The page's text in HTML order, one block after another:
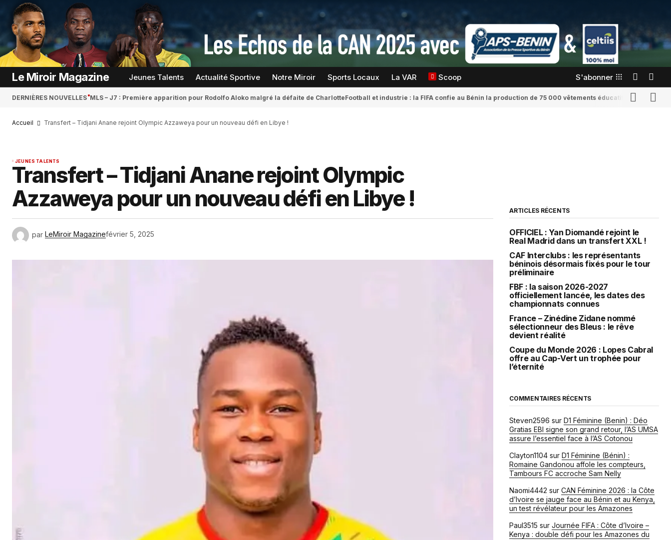
Le Miroir Magazine Jeunes Talents Actualité Sportive Notre Miroir Sports Locaux La VAR Scoop S'abonner
DERNIÈRES NOUVELLES MLS – J7 : Première apparition pour Rodolfo Aloko malgré la défaite de CharlotteFootball et industrie : la FIFA confie au Bénin la production de 75 000 vêtements éducatifs
Accueil Transfert – Tidjani Anane rejoint Olympic Azzaweya pour un nouveau défi en Libye !
JEUNES TALENTS
Transfert – Tidjani Anane rejoint Olympic
Azzaweya pour un nouveau défi en Libye !
par LeMiroir Magazinefévrier 5, 2025
ARTICLES RÉCENTS
OFFICIEL : Yan Diomandé rejoint le
Real Madrid dans un transfert XXL !
CAF Interclubs : les représentants
béninois désormais fixés pour le tour
préliminaire
FBF : la saison 2026-2027
officiellement lancée, les dates des
championnats connues
France – Zinédine Zidane nommé
sélectionneur des Bleus : le rêve
devient réalité
Coupe du Monde 2026 : Lopes Cabral
offre au Cap-Vert un trophée pour
l’éternité
COMMENTAIRES RÉCENTS
Steven2596 sur D1 Féminine (Benin) : Déo
Gratias EBI signe son grand retour, l’AS UMSA
assure l’essentiel face à l’AS Cotonou
Clayton1104 sur D1 Féminine (Bénin) :
Romaine Gandonou affole les compteurs,
Tambours FC accroche Sam Nelly
Naomi4442 sur CAN Féminine 2026 : la Côte
d’Ivoire se jauge face au Bénin et au Kenya,
un test révélateur pour les Amazones
Paul3515 sur Journée FIFA : Côte d’Ivoire –
Kenya : double défi pour les Amazones du